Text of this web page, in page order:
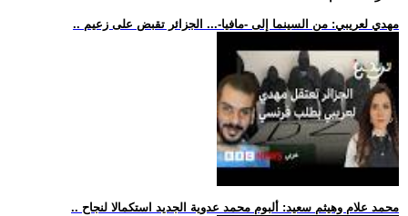
.. مهدي لعريبي: من السينما إلى -مافيا-... الجزائر تقبض على زعيم
.. محمد علام وهيثم سعيد: ألبوم محمد عدوية الجديد استكمالا لنجاح